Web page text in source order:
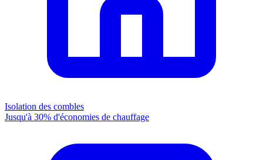
Isolation des combles
Jusqu'à 30% d'économies de chauffage